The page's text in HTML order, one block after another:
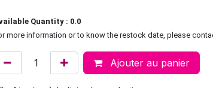
Quantity : 0.0
more information or to know the restock date, please
Ajouter au panier